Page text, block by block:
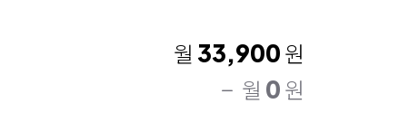
월 33,900 원
월 0 원